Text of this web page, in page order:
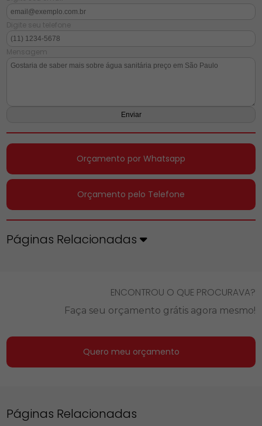
Digite seu telefone
Mensagem
Orçamento por Whatsapp
Orçamento pelo Telefone
Páginas Relacionadas
ENCONTROU O QUE PROCURAVA?
Faça seu orçamento grátis agora mesmo!
Quero meu orçamento
Páginas Relacionadas